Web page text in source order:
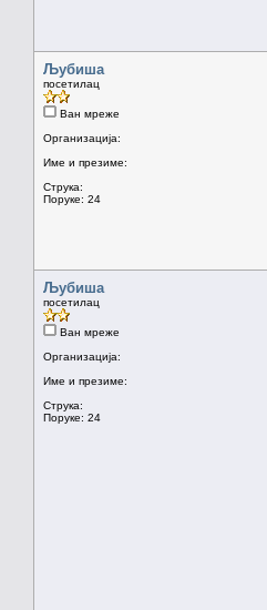
Љубиша
посетилац
Ван мреже
Организација:
Име и презиме:
Струка:
Поруке: 24
Љубиша
посетилац
Ван мреже
Организација:
Име и презиме:
Струка:
Поруке: 24